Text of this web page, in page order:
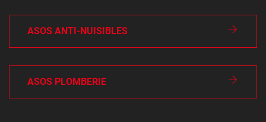
ASOS ANTI-NUISIBLES
ASOS PLOMBERIE